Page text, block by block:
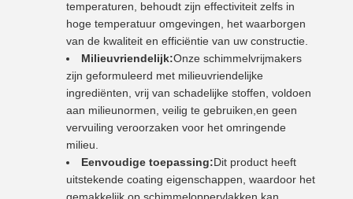
temperaturen, behoudt zijn effectiviteit zelfs in
hoge temperatuur omgevingen, het waarborgen
van de kwaliteit en efficiëntie van uw constructie.
Milieuvriendelijk:Onze schimmelvrijmakers
zijn geformuleerd met milieuvriendelijke
ingrediënten, vrij van schadelijke stoffen, voldoen
aan milieunormen, veilig te gebruiken,en geen
vervuiling veroorzaken voor het omringende
milieu.
Eenvoudige toepassing:Dit product heeft
uitstekende coating eigenschappen, waardoor het